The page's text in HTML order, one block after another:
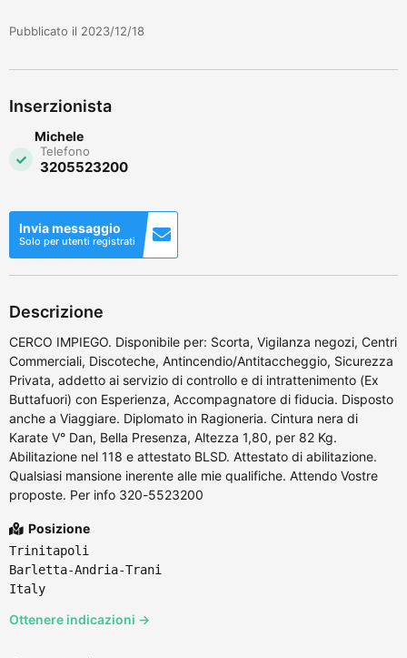
Pubblicato il 2023/12/18
Inserzionista
Michele
Telefono
3205523200
Invia messaggio
Solo per utenti registrati
Descrizione
CERCO IMPIEGO. Disponibile per: Scorta, Vigilanza negozi, Centri
Commerciali, Discoteche, Antincendio/Antitaccheggio, Sicurezza
Privata, addetto ai servizio di controllo e di intrattenimento (Ex
Buttafuori) con Esperienza, Accompagnatore di fiducia. Disposto
anche a Viaggiare. Diplomato in Ragioneria. Cintura nera di
Karate V° Dan, Bella Presenza, Altezza 1,80, per 82 Kg.
Abilitazione nel 118 e attestato BLSD. Attestato di abilitazione.
Qualsiasi mansione inerente alle mie qualifiche. Attendo Vostre
proposte. Per info 320-5523200
Posizione
Trinitapoli
Barletta-Andria-Trani
Italy
Ottenere indicazioni →